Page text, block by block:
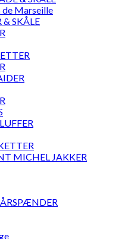
de Marseille
& SKÅLE
MICHEL JAKKER